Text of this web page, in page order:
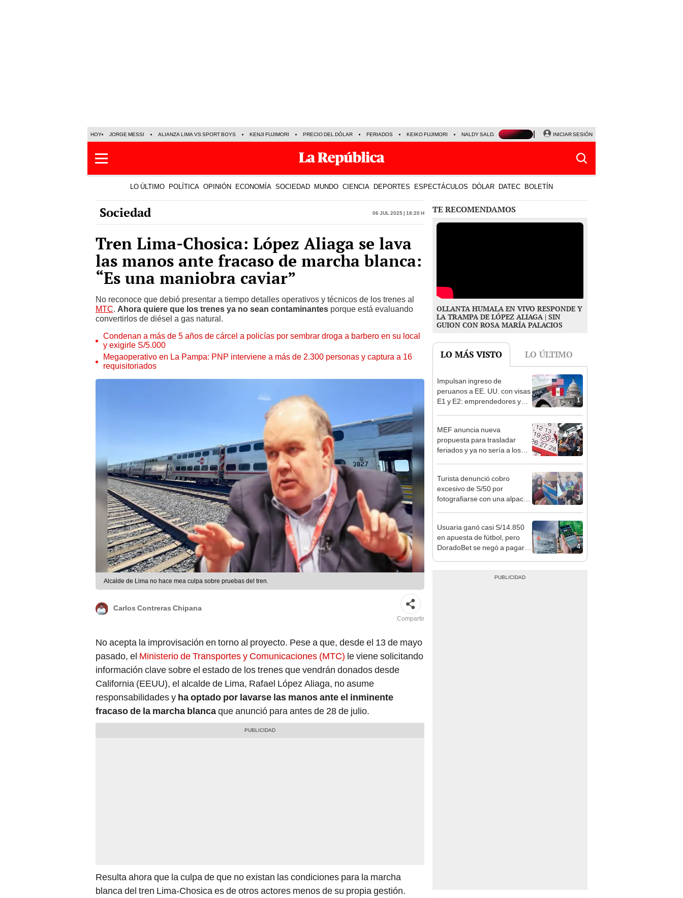
HOY JORGE MESSI ALIANZA LIMA VS SPORT BOYS KENJI FUJIMORI PRECIO DEL DÓLAR FERIADOS KEIKO FUJIMORI NALDY SALDAÑA JAVIER MILEI PARTIDOS DE HOY
INICIAR SESIÓN
LO ÚLTIMO POLÍTICA OPINIÓN ECONOMÍA SOCIEDAD MUNDO CIENCIA DEPORTES ESPECTÁCULOS DÓLAR DATEC BOLETÍN
Sociedad 06 Jul 2025 | 18:20 h
Tren Lima-Chosica: López Aliaga se lava
las manos ante fracaso de marcha blanca:
“Es una maniobra caviar”
No reconoce que debió presentar a tiempo detalles operativos y técnicos de los trenes al
MTC. Ahora quiere que los trenes ya no sean contaminantes porque está evaluando
convertirlos de diésel a gas natural.
Condenan a más de 5 años de cárcel a policías por sembrar droga a barbero en su local
y exigirle S/5.000
Megaoperativo en La Pampa: PNP interviene a más de 2.300 personas y captura a 16
requisitoriados
Alcalde de Lima no hace mea culpa sobre pruebas del tren.
Carlos Contreras Chipana
Compartir
No acepta la improvisación en torno al proyecto. Pese a que, desde el 13 de mayo
pasado, el Ministerio de Transportes y Comunicaciones (MTC) le viene solicitando
información clave sobre el estado de los trenes que vendrán donados desde
California (EEUU), el alcalde de Lima, Rafael López Aliaga, no asume
responsabilidades y ha optado por lavarse las manos ante el inminente
fracaso de la marcha blancaque anunció para antes de 28 de julio.
Resulta ahora que la culpa de que no existan las condiciones para la marcha
blanca del tren Lima-Chosica es de otros actores menos de su propia gestión.
TE RECOMENDAMOS
OLLANTA HUMALA EN VIVO RESPONDE Y
LA TRAMPA DE LÓPEZ ALIAGA | SIN
GUION CON ROSA MARÍA PALACIOS
LO MÁS VISTO LO ÚLTIMO
1
Impulsan ingreso de
peruanos a EE. UU. con visas
E1 y E2: emprendedores y
2
MEF anuncia nueva
propuesta para trasladar
feriados y ya no sería a los
3
Turista denunció cobro
excesivo de S/50 por
fotografiarse con una alpaca
4
Usuaria ganó casi S/14.850
en apuesta de fútbol, pero
DoradoBet se negó a pagar: